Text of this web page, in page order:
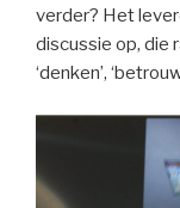
verder? Het
discussie op, die
‘denken’,